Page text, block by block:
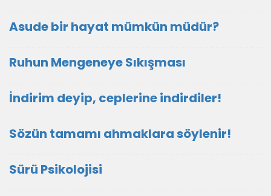
Asude bir hayat mümkün müdür?
Ruhun Mengeneye Sıkışması
İndirim deyip, ceplerine indirdiler!
Sözün tamamı ahmaklara söylenir!
Sürü Psikolojisi